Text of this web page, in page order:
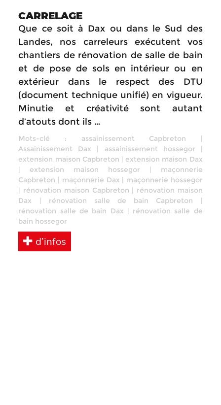
CARRELAGE
Que ce soit à Dax ou dans le Sud des
Landes, nos carreleurs exécutent vos
chantiers de rénovation de salle de bain
et de pose de sols en intérieur ou en
extérieur dans le respect des DTU
(document technique unifié) en vigueur.
Minutie et créativité sont autant
d’atouts dont ils …
Mots-clé : assainissement Capbreton |
Assainissement Dax | assainissement hossegor |
extension maison Capbreton | extension maison Dax
| extension maison hossegor | maçonnerie
Capbreton | maçonnerie Dax | maçonnerie hossegor
| rénovation maison Capbreton | rénovation maison
Dax | rénovation salle de bain Capbreton |
rénovation salle de bain Dax | rénovation salle de
bain hossegor
d’infos